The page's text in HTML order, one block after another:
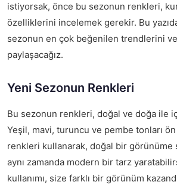
istiyorsak, önce bu sezonun renkleri,
özelliklerini incelemek gerekir. Bu
sezonun en çok beğenilen trendlerini ve
paylaşacağız.
Yeni Sezonun Renkleri
Bu sezonun renkleri, doğal ve doğa ile
Yeşil, mavi, turuncu ve pembe tonları ön
renkleri kullanarak, doğal bir görünüme
aynı zamanda modern bir tarz
kullanımı, size farklı bir görünüm